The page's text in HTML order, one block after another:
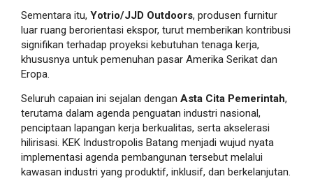
Sementara itu, Yotrio/JJD Outdoors, produsen furnitur
luar ruang berorientasi ekspor, turut memberikan kontribusi
signifikan terhadap proyeksi kebutuhan tenaga kerja,
khususnya untuk pemenuhan pasar Amerika Serikat dan
Eropa.
Seluruh capaian ini sejalan dengan Asta Cita Pemerintah,
terutama dalam agenda penguatan industri nasional,
penciptaan lapangan kerja berkualitas, serta akselerasi
hilirisasi. KEK Industropolis Batang menjadi wujud nyata
implementasi agenda pembangunan tersebut melalui
kawasan industri yang produktif, inklusif, dan berkelanjutan.